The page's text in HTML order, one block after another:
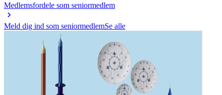
Medlemsfordele som seniormedlem
Meld dig ind som seniormedlemSe alle